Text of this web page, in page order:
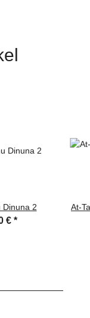
Dinuna 2
€ *
At-